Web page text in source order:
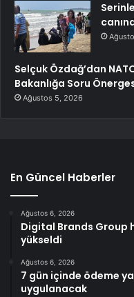
Selçuk Özdağ’dan
Bakanlığa Soru
Ağustos 5, 2026
En Güncel Haberler
Ağustos 6, 2026
Digital Brands Group
yükseldi
Ağustos 6, 2026
7 gün içinde ödeme
uygulanacak